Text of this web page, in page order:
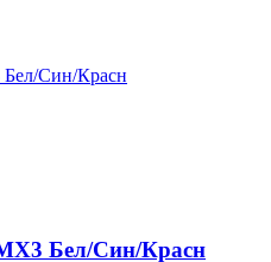
Бел/Син/Красн